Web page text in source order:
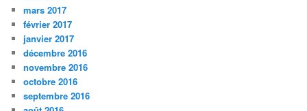
mars 2017
février 2017
janvier 2017
décembre 2016
novembre 2016
octobre 2016
septembre 2016